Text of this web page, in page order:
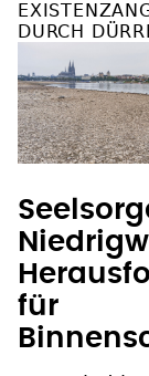
DURCH
für